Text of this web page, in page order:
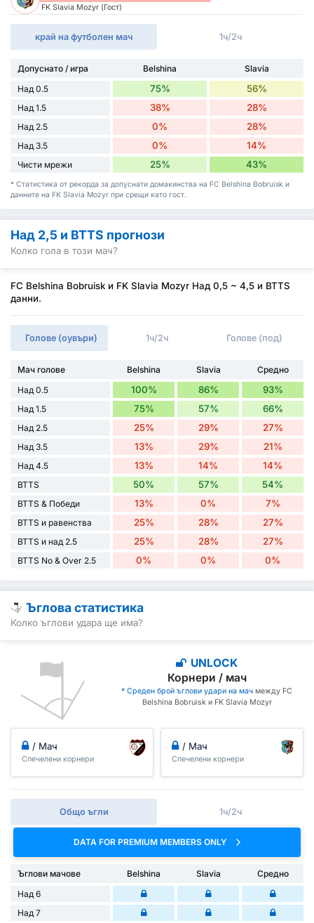
FK Slavia Mozyr (Гост)
край на футболен мач 1ч/2ч
Допуснато / игра Belshina
Slavia
Над 0.5
75% 56%
Над 1.5 38% 28%
Над 2.5 0% 28%
Над 3.5 0% 14%
Чисти мрежи 25% 43%
* Статистика от рекорда за допуснати домакинства на FC Belshina Bobruisk и
данните на FK Slavia Mozyr при срещи като гост.
Над 2,5 и BTTS прогнози
Колко гола в този мач?
FC Belshina Bobruisk и FK Slavia Mozyr Над 0,5 ~ 4,5 и BTTS
данни.
Голове (оувъри) 1ч/2ч Голове (под)
Мач голове Belshina Slavia
Средно
Над 0.5
100% 86% 93%
Над 1.5 75% 57% 66%
Над 2.5 25% 29% 27%
Над 3.5 13% 29% 21%
Над 4.5 13% 14% 14%
BTTS 50% 57% 54%
BTTS & Победи 13% 0% 7%
BTTS и равенства 25% 28% 27%
BTTS и над 2.5 25% 28% 27%
BTTS No & Over 2.5 0% 0% 0%
Ъглова статистика
Колко ъглови удара ще има?
UNLOCK
Корнери / мач
* Среден брой ъглови удари на мач между FC
Belshina Bobruisk и FK Slavia Mozyr
/ Мач
Спечелени корнери
/ Мач
Спечелени корнери
Общо ъгли 1ч/2ч
DATA FOR PREMIUM MEMBERS ONLY
Ъглови мачове Belshina Slavia
Средно
Над 6
Над 7